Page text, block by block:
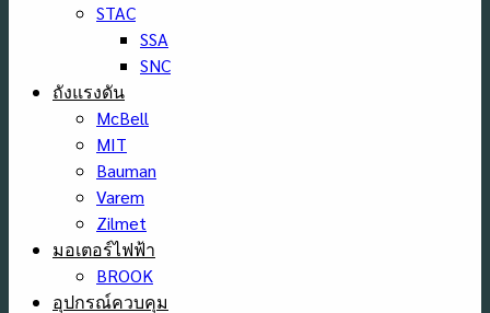
STAC
SSA
SNC
ถังแรงดัน
McBell
MIT
Bauman
Varem
Zilmet
มอเตอร์ไฟฟ้า
BROOK
อุปกรณ์ควบคุม